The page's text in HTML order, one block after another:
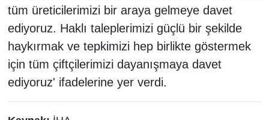
tüm üreticilerimizi bir araya gelmeye davet
ediyoruz. Haklı taleplerimizi güçlü bir şekilde
haykırmak ve tepkimizi hep birlikte göstermek
için tüm çiftçilerimizi dayanışmaya davet
ediyoruz' ifadelerine yer verdi.